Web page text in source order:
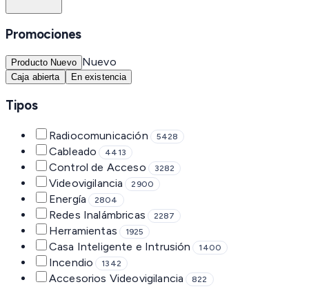
Promociones
Producto Nuevo Nuevo
Caja abierta En existencia
Tipos
Radiocomunicación 5428
Cableado 4413
Control de Acceso 3282
Videovigilancia 2900
Energía 2804
Redes Inalámbricas 2287
Herramientas 1925
Casa Inteligente e Intrusión 1400
Incendio 1342
Accesorios Videovigilancia 822